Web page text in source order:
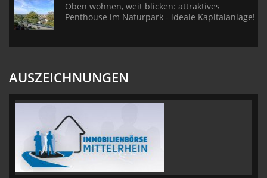
Oben wohnen, weit blicken: attraktives
Penthouse im Naturpark - ideale Kapitalanlage!
AUSZEICHNUNGEN